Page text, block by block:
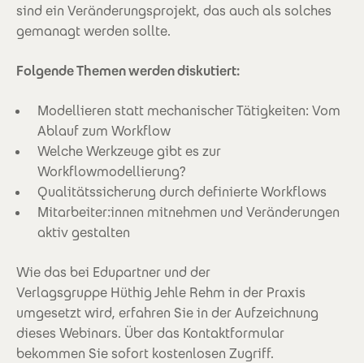
sind ein Veränderungsprojekt, das auch als solches
gemanagt werden sollte.
Folgende Themen werden diskutiert:
Modellieren statt mechanischer Tätigkeiten: Vom
Ablauf zum Workflow
Welche Werkzeuge gibt es zur
Workflowmodellierung?
Qualitätssicherung durch definierte Workflows
Mitarbeiter:innen mitnehmen und Veränderungen
aktiv gestalten
Wie das bei Edupartner und der
Verlagsgruppe Hüthig Jehle Rehm in der Praxis
umgesetzt wird, erfahren Sie in der Aufzeichnung
dieses Webinars. Über das Kontaktformular
bekommen Sie sofort kostenlosen Zugriff.